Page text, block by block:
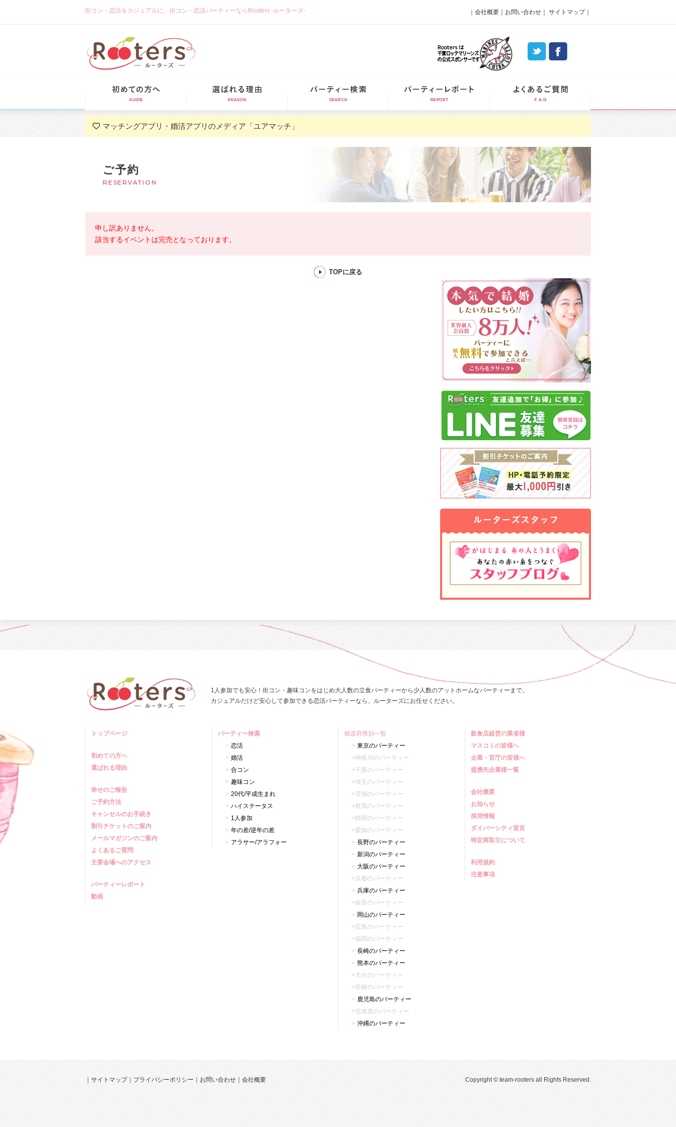
街コン・恋活をカジュアルに。街コン・恋活パーティーならRooters -ルーターズ- 会社概要 お問い合わせ サイトマップ｜
マッチングアプリ・婚活アプリのメディア「ユアマッチ」
ご予約
RESERVATION
申し訳ありません。
該当するイベントは完売となっております。
TOPに戻る
1人参加でも安心！街コン・趣味コンをはじめ大人数の立食パーティーから少人数のアットホームなパーティーまで。
カジュアルだけど安心して参加できる恋活パーティーなら、ルーターズにお任せください。
トップページ
初めての方へ
選ばれる理由
幸せのご報告
ご予約方法
キャンセルのお手続き
割引チケットのご案内
メールマガジンのご案内
よくあるご質問
主要会場へのアクセス
パーティーレポート
動画
パーティー検索
恋活
婚活
合コン
趣味コン
20代/平成生まれ
ハイステータス
1人参加
年の差/逆年の差
アラサー/アラフォー
都道府県別一覧
東京のパーティー
神奈川のパーティー
千葉のパーティー
埼玉のパーティー
茨城のパーティー
群馬のパーティー
静岡のパーティー
愛知のパーティー
長野のパーティー
新潟のパーティー
大阪のパーティー
京都のパーティー
兵庫のパーティー
奈良のパーティー
岡山のパーティー
広島のパーティー
福岡のパーティー
長崎のパーティー
熊本のパーティー
大分のパーティー
宮崎のパーティー
鹿児島のパーティー
北海道のパーティー
沖縄のパーティー
飲食店経営の業者様
マスコミの皆様へ
企業・官庁の皆様へ
提携先企業様一覧
会社概要
お知らせ
採用情報
ダイバーシティ宣言
特定商取引について
利用規約
注意事項
サイトマップ｜ プライバシーポリシー お問い合わせ 会社概要 Copyright © team-rooters all Rights Reserved.